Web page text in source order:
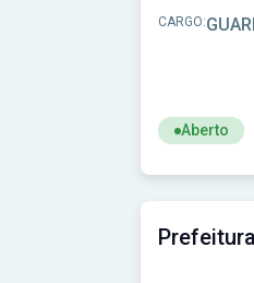
Aberto
CARGO: